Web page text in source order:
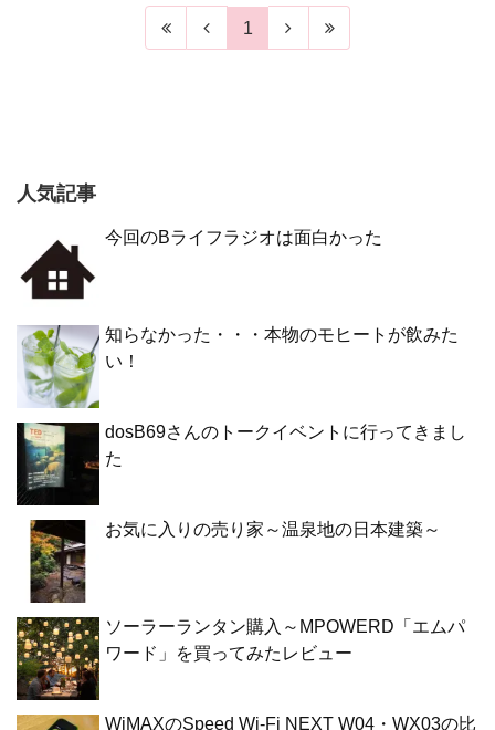
1
人気記事
今回のBライフラジオは面白かった
知らなかった・・・本物のモヒートが飲みた
い！
dosB69さんのトークイベントに行ってきまし
た
お気に入りの売り家～温泉地の日本建築～
ソーラーランタン購入～MPOWERD「エムパ
ワード」を買ってみたレビュー
WiMAXのSpeed Wi-Fi NEXT W04・WX03の比